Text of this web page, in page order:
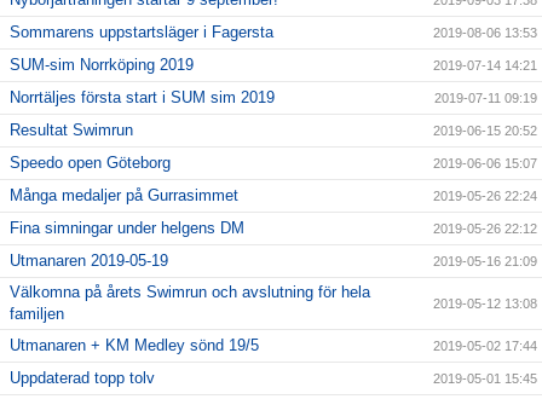
Sommarens uppstartsläger i Fagersta 2019-08-06 13:53
SUM-sim Norrköping 2019 2019-07-14 14:21
Norrtäljes första start i SUM sim 2019 2019-07-11 09:19
Resultat Swimrun 2019-06-15 20:52
Speedo open Göteborg 2019-06-06 15:07
Många medaljer på Gurrasimmet 2019-05-26 22:24
Fina simningar under helgens DM 2019-05-26 22:12
Utmanaren 2019-05-19 2019-05-16 21:09
Välkomna på årets Swimrun och avslutning för hela
familjen
2019-05-12 13:08
Utmanaren + KM Medley sönd 19/5 2019-05-02 17:44
Uppdaterad topp tolv 2019-05-01 15:45